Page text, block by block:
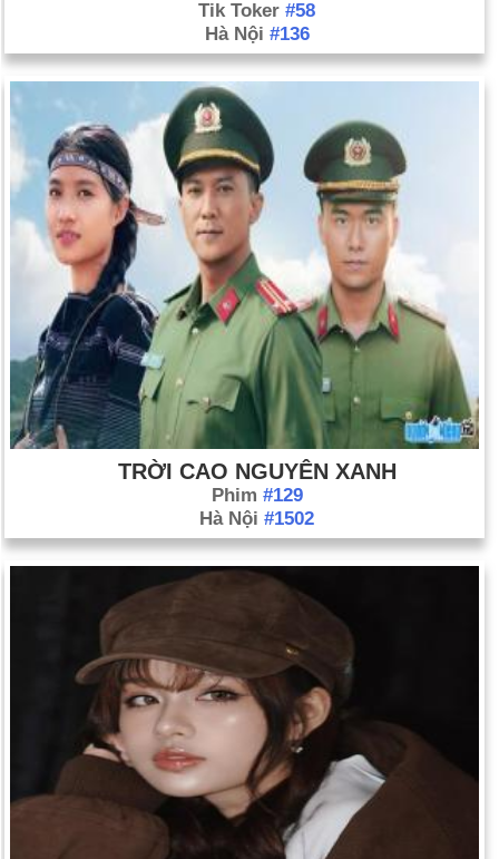
Tik Toker #58
Hà Nội #136
TRỜI CAO NGUYÊN XANH
Phim #129
Hà Nội #1502